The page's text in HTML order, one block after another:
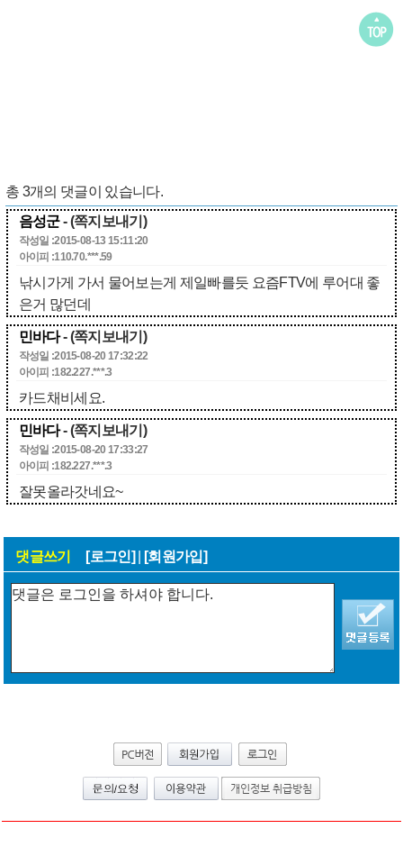
총 3개의 댓글이 있습니다.
음성군- (쪽지보내기)
작성일 :2015-08-13 15:11:20
아이피 :110.70.***.59
낚시가게 가서 물어보는게 제일빠를듯 요즘FTV에 루어대 좋
은거 많던데
민바다- (쪽지보내기)
작성일 :2015-08-20 17:32:22
아이피 :182.227.***.3
카드채비세요.
민바다- (쪽지보내기)
작성일 :2015-08-20 17:33:27
아이피 :182.227.***.3
잘못올라갓네요~
댓글쓰기 [로그인] [회원가입]